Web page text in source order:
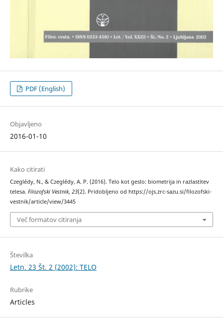
PDF (English)
Objavljeno
2016-01-10
Kako citirati
Czeglédy, N., & Czeglédy, A. P. (2016). Telo kot geslo: biometrija in razlastitev
telesa. Filozofski Vestnik, 23(2). Pridobljeno od https://ojs.zrc-sazu.si/filozofski-
vestnik/article/view/3445
Več formatov citiranja
Številka
Letn. 23 Št. 2 (2002): TELO
Rubrike
Articles